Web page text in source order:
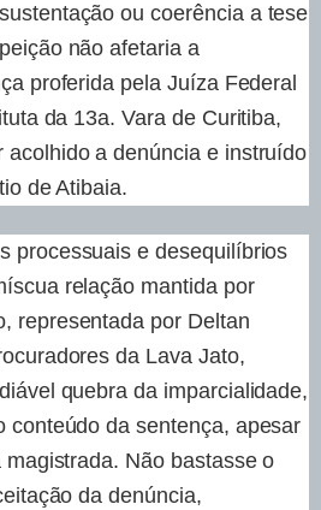
ou coerência a tese
não afetaria a
proferida pela Juíza Federal
da 13a. Vara de Curitiba,
acolhido a denúncia e instruído
de Atibaia.
processuais e desequilíbrios
relação mantida por
representada por Deltan
da Lava Jato,
quebra da imparcialidade,
conteúdo da sentença, apesar
Não bastasse o
da denúncia,